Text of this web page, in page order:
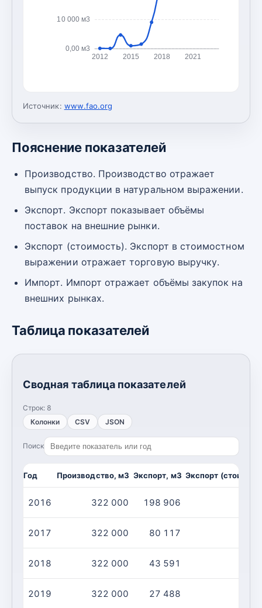
0,00 м3
10 000 м3
2012 2015 2018 2021
Источник: www.fao.org
Пояснение показателей
Производство. Производство отражает
выпуск продукции в натуральном выражении.
Экспорт. Экспорт показывает объёмы
поставок на внешние рынки.
Экспорт (стоимость). Экспорт в стоимостном
выражении отражает торговую выручку.
Импорт. Импорт отражает объёмы закупок на
внешних рынках.
Таблица показателей
Сводная таблица показателей
Строк: 8
Колонки
CSV JSON
Поиск
Год Производство, м3 Экспорт, м3 Экспорт
2016 322 000 198 906
2017 322 000 80 117
2018 322 000 43 591
2019 322 000 27 488